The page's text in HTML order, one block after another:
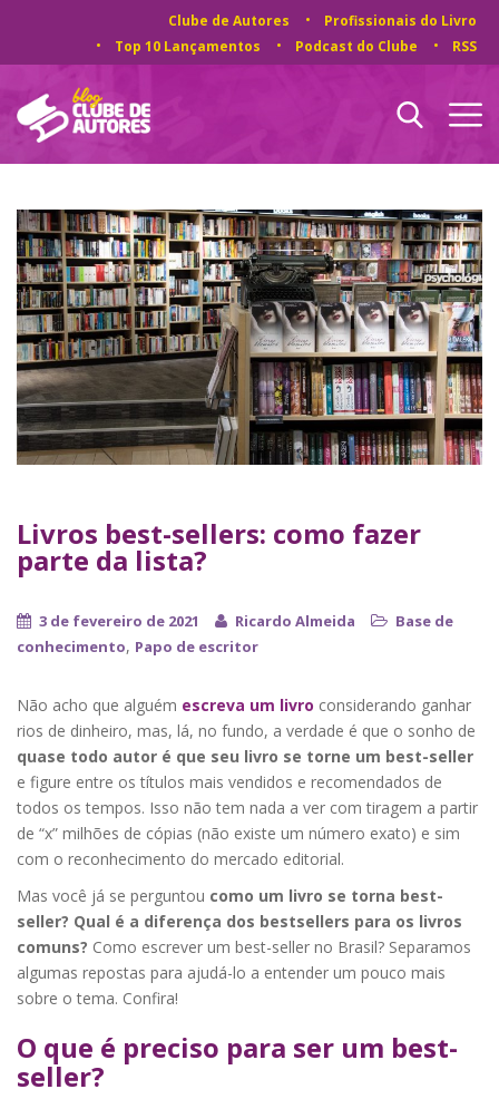
Clube de Autores
Profissionais do Livro
Top 10 Lançamentos
Podcast do Clube RSS
Livros best-sellers: como fazer
parte da lista?
3 de fevereiro de 2021 Ricardo Almeida
Base de
conhecimento, Papo de escritor
Não acho que alguém escreva um livro considerando ganhar
rios de dinheiro, mas, lá, no fundo, a verdade é que o sonho de
quase todo autor é que seu livro se torne um best-seller
e figure entre os títulos mais vendidos e recomendados de
todos os tempos. Isso não tem nada a ver com tiragem a partir
de “x” milhões de cópias (não existe um número exato) e sim
com o reconhecimento do mercado editorial.
Mas você já se perguntou como um livro se torna best-
seller? Qual é a diferença dos bestsellers para os livros
comuns? Como escrever um best-seller no Brasil? Separamos
algumas repostas para ajudá-lo a entender um pouco mais
sobre o tema. Confira!
O que é preciso para ser um best-
seller?